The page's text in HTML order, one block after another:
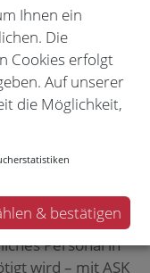
für alle
uns mal ran.
Personal in
wird – mit ASK
Ihnen ein
Die
Cookies erfolgt
Auf unserer
die Möglichkeit,
& bestätigen